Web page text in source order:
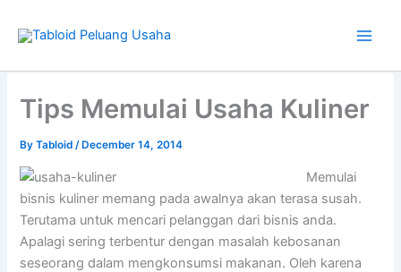
Tips Memulai Usaha Kuliner
ByTabloid/ December 14, 2014
Memulai
bisnis kuliner memang pada awalnya akan terasa susah.
Terutama untuk mencari pelanggan dari bisnis anda.
Apalagi sering terbentur dengan masalah kebosanan
seseorang dalam mengkonsumsi makanan. Oleh karena
your
email…